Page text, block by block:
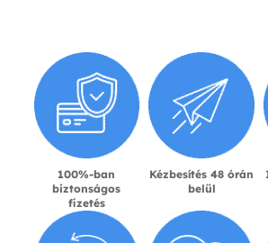
100%-ban
biztonságos
fizetés
Kézbesítés 48 órán
belül